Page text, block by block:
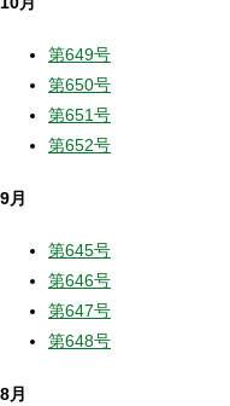
第649号
第650号
第651号
第652号
9月
第645号
第646号
第647号
第648号
8月